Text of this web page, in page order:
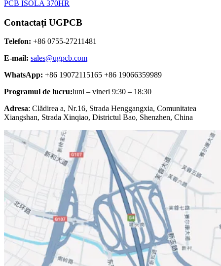
PCB ISOLA 370HR
Contactați UGPCB
Telefon: +86 0755-27211481
E-mail: sales@ugpcb.com
WhatsApp: +86 19072115165 +86 19066359989
Programul de lucru:luni – vineri 9:30 – 18:30
Adresa: Clădirea a, Nr.16, Strada Henggangxia, Comunitatea
Xiangshan, Strada Xinqiao, Districtul Bao, Shenzhen, China